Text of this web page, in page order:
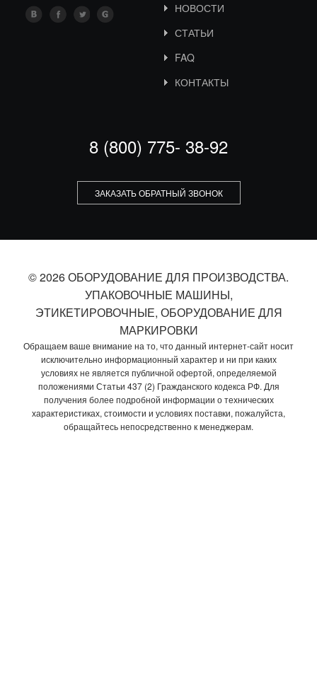
НОВОСТИ
СТАТЬИ
FAQ
КОНТАКТЫ
8 (800) 775- 38-92
ЗАКАЗАТЬ ОБРАТНЫЙ ЗВОНОК
© 2026 ОБОРУДОВАНИЕ ДЛЯ ПРОИЗВОДСТВА.
УПАКОВОЧНЫЕ МАШИНЫ,
ЭТИКЕТИРОВОЧНЫЕ, ОБОРУДОВАНИЕ ДЛЯ
МАРКИРОВКИ
Обращаем ваше внимание на то, что данный интернет-сайт носит
исключительно информационный характер и ни при каких
условиях не является публичной офертой, определяемой
положениями Статьи 437 (2) Гражданского кодекса РФ. Для
получения более подробной информации о технических
характеристиках, стоимости и условиях поставки, пожалуйста,
обращайтесь непосредственно к менеджерам.